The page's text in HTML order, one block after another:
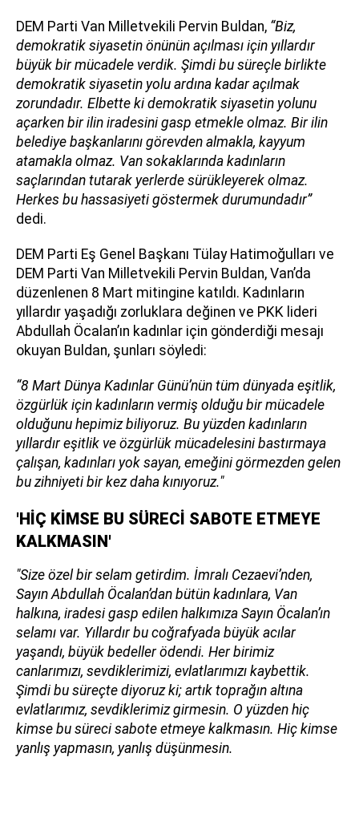
DEM Parti Van Milletvekili Pervin Buldan, “Biz,
demokratik siyasetin önünün açılması için yıllardır
büyük bir mücadele verdik. Şimdi bu süreçle birlikte
demokratik siyasetin yolu ardına kadar açılmak
zorundadır. Elbette ki demokratik siyasetin yolunu
açarken bir ilin iradesini gasp etmekle olmaz. Bir ilin
belediye başkanlarını görevden almakla, kayyum
atamakla olmaz. Van sokaklarında kadınların
saçlarından tutarak yerlerde sürükleyerek olmaz.
Herkes bu hassasiyeti göstermek durumundadır”
dedi.
DEM Parti Eş Genel Başkanı Tülay Hatimoğulları ve
DEM Parti Van Milletvekili Pervin Buldan, Van’da
düzenlenen 8 Mart mitingine katıldı. Kadınların
yıllardır yaşadığı zorluklara değinen ve PKK lideri
Abdullah Öcalan’ın kadınlar için gönderdiği mesajı
okuyan Buldan, şunları söyledi:
“8 Mart Dünya Kadınlar Günü’nün tüm dünyada eşitlik,
özgürlük için kadınların vermiş olduğu bir mücadele
olduğunu hepimiz biliyoruz. Bu yüzden kadınların
yıllardır eşitlik ve özgürlük mücadelesini bastırmaya
çalışan, kadınları yok sayan, emeğini görmezden gelen
bu zihniyeti bir kez daha kınıyoruz."
'HİÇ KİMSE BU SÜRECİ SABOTE ETMEYE
KALKMASIN'
"Size özel bir selam getirdim. İmralı Cezaevi’nden,
Sayın Abdullah Öcalan’dan bütün kadınlara, Van
halkına, iradesi gasp edilen halkımıza Sayın Öcalan’ın
selamı var. Yıllardır bu coğrafyada büyük acılar
yaşandı, büyük bedeller ödendi. Her birimiz
canlarımızı, sevdiklerimizi, evlatlarımızı kaybettik.
Şimdi bu süreçte diyoruz ki; artık toprağın altına
evlatlarımız, sevdiklerimiz girmesin. O yüzden hiç
kimse bu süreci sabote etmeye kalkmasın. Hiç kimse
yanlış yapmasın, yanlış düşünmesin.